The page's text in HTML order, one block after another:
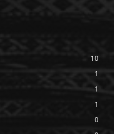
10
1
1
1
0